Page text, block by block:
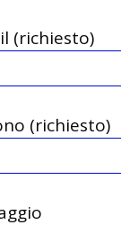
(richiesto)
(richiesto)